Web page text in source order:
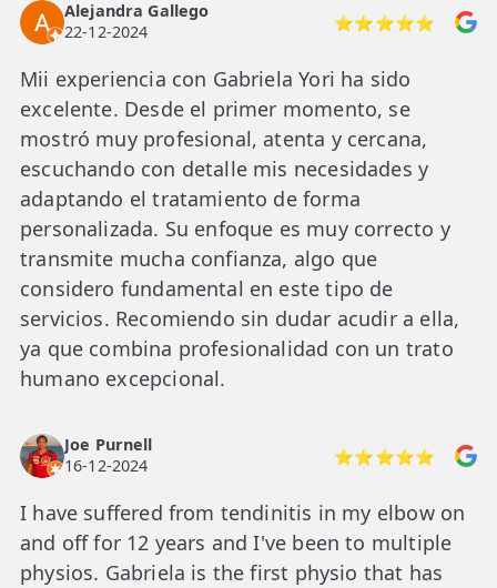
Alejandra Gallego
22-12-2024
⭐⭐⭐⭐⭐
Mii experiencia con Gabriela Yori ha sido
excelente. Desde el primer momento, se
mostró muy profesional, atenta y cercana,
escuchando con detalle mis necesidades y
adaptando el tratamiento de forma
personalizada. Su enfoque es muy correcto y
transmite mucha confianza, algo que
considero fundamental en este tipo de
servicios. Recomiendo sin dudar acudir a ella,
ya que combina profesionalidad con un trato
humano excepcional.
Joe Purnell
16-12-2024
⭐⭐⭐⭐⭐
I have suffered from tendinitis in my elbow on
and off for 12 years and I've been to multiple
physios. Gabriela is the first physio that has